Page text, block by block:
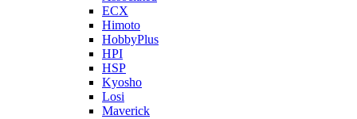
ECX
Himoto
HobbyPlus
HPI
HSP
Kyosho
Losi
Maverick